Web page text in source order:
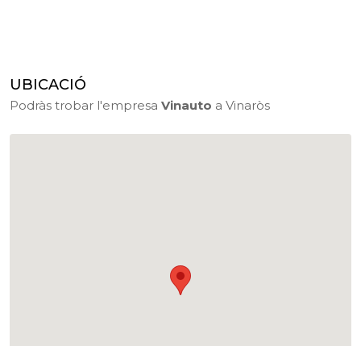
UBICACIÓ
Podràs trobar l'empresa Vinauto a Vinaròs